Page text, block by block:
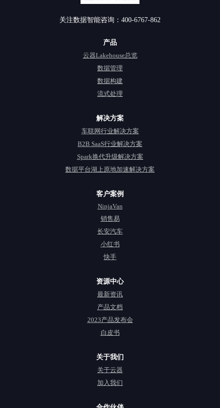
关注数据智能咨询：400-6767-862
产品
云器Lakehouse总览
数据管理
数据构建
流式处理
解决方案
车联网行业解决方案
B2B SaaS行业解决方案
Spark换代升级解决方案
数据平台湖上原地加速解决方案
客户案例
NinjaVan
销售易
长安汽车
小红书
快手
资源中心
最新资讯
产品文档
2023产品发布会
白皮书
关于我们
关于云器
加入我们